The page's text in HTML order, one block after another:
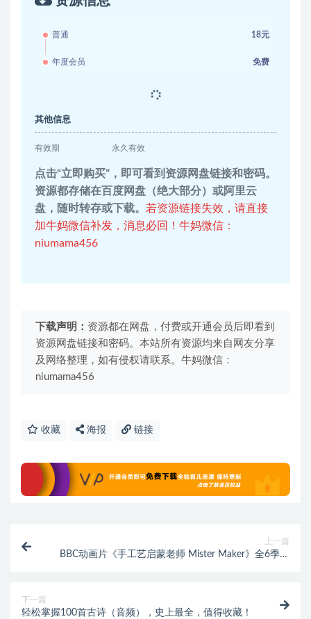
普通 18元
年度会员 免费
其他信息
有效期 永久有效
点击“立即购买”，即可看到资源网盘链接和密码。
资源都存储在百度网盘（绝大部分）或阿里云
盘，随时转存或下载。 若资源链接失效，请直接
加牛妈微信补发，消息必回！牛妈微信：
niumama456
下载声明： 资源都在网盘，付费或开通会员后即看到
资源网盘链接和密码。本站所有资源均来自网友分享
及网络整理，如有侵权请联系。牛妈微信：
niumama456
收藏 海报 链接
上一篇
BBC动画片《手工艺启蒙老师 Mister Maker》全6季，
下一篇
轻松掌握100首古诗（音频），史上最全，值得收藏！